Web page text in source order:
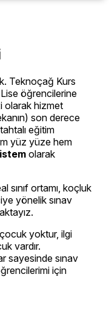
Teknoçağ Kurs
öğrencilerine
olarak hizmet
son derece
eğitim
yüz yüze hem
olarak
sınıf ortamı, koçluk
yönelik sınav
yoktur, ilgi
vardır.
sayesinde sınav
için